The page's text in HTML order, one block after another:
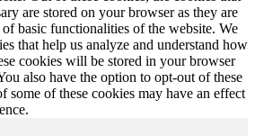
are stored on your browser as they are
basic functionalities of the website. We
that help us analyze and understand how
cookies will be stored in your browser
also have the option to opt-out of these
some of these cookies may have an effect